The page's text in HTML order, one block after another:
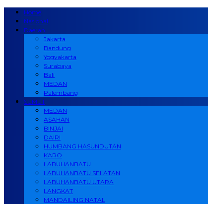
Home
Nasional
Daerah
Jakarta
Bandung
Yogyakarta
Surabaya
Bali
MEDAN
Palembang
SUMUT
MEDAN
ASAHAN
BINJAI
DAIRI
HUMBANG HASUNDUTAN
KARO
LABUHANBATU
LABUHANBATU SELATAN
LABUHANBATU UTARA
LANGKAT
MANDAILING NATAL